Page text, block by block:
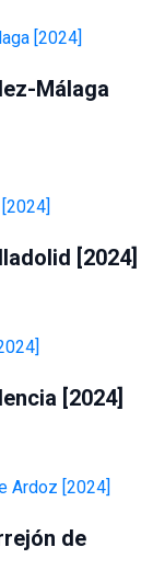
Málaga
[2024]
[2024]
de